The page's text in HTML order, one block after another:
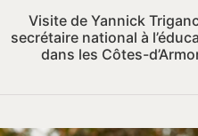
Visite de Yannick
secrétaire national à
dans les Côtes-